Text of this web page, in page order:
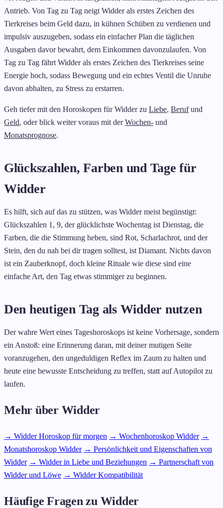
Antrieb. Von Tag zu Tag neigt Widder als erstes Zeichen des
Tierkreises beim Geld dazu, in kühnen Schüben zu verdienen und
impulsiv auszugeben, sodass ein einfacher Plan die täglichen
Ausgaben davor bewahrt, dem Einkommen davonzulaufen. Von
Tag zu Tag fährt Widder als erstes Zeichen des Tierkreises seine
Energie hoch, sodass Bewegung und ein echtes Ventil die Unruhe
davon abhalten, zu Stress zu erstarren.
Geh tiefer mit den Horoskopen für Widder zu Liebe, Berufund
Geld, oder blick weiter voraus mit derWochen- und
Monatsprognose.
Glückszahlen, Farben und Tage für
Widder
Es hilft, sich auf das zu stützen, was Widder meist begünstigt:
Glückszahlen 1, 9, der glücklichste Wochentag ist Dienstag, die
Farben, die die Stimmung heben, sind Rot, Scharlachrot, und der
Stein, den du nah bei dir tragen solltest, ist Diamant. Nichts davon
ist ein Zauberknopf, doch kleine Rituale wie diese sind eine
einfache Art, den Tag etwas stimmiger zu beginnen.
Den heutigen Tag als Widder nutzen
Der wahre Wert eines Tageshoroskops ist keine Vorhersage, sondern
ein Anstoß: eine Erinnerung daran, mit deiner mutigen Seite
voranzugehen, den ungeduldigen Reflex im Zaum zu halten und
heute eine bewusste Entscheidung zu treffen, statt auf Autopilot zu
laufen.
Mehr über Widder
→ Widder Horoskop für morgen → Wochenhoroskop Widder →
Monatshoroskop Widder → Persönlichkeit und Eigenschaften von
Widder → Widder in Liebe und Beziehungen → Partnerschaft von
Widder und Löwe → Widder Kompatibilität
Häufige Fragen zu Widder